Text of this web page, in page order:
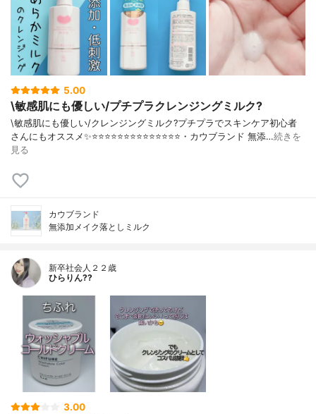
5.00
\敏感肌にも優しい/プチプラクレンジングミルク?
\敏感肌にも優しい/クレンジングミルク?プチプラでスキンケア初心者
さんにもオススメ✨⭐️⭐️⭐️⭐️⭐️⭐️⭐️⭐️⭐️⭐️⭐️⭐️⭐️⭐️・カウブランド 無添…続きを
見る
カウブランド
無添加メイク落としミルク
新卒社会人２２歳
ひらりん??
3.00